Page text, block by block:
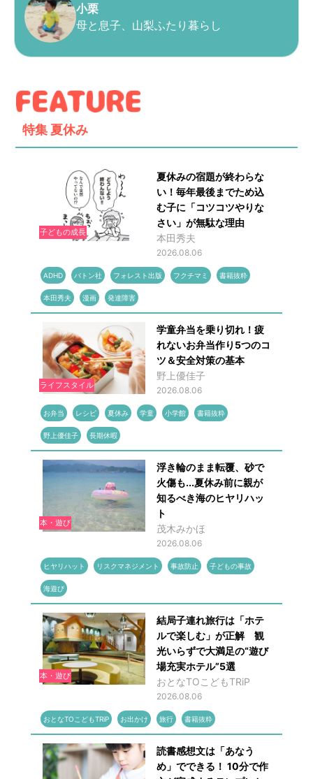
小栗
母と息子、山梨ふたり暮らし
特集 夏休み
子どもの成長
夏休みの宿題が終わらな
い！毎年最後までため込
む子に「コツコツやりな
さい」が無駄な理由
本田秀夫
2026.08.06
ADHD バトン社 フォレスト出版 フクチマミ 書籍抜粋
本田秀夫 漫画 発達障害
ライフスタイル
学童弁当を乗り切れ！疲
れないお弁当作り5つのコ
ツ＆安全対策の基本
野上優佳子
2026.08.06
お弁当 レシピ 夏休み 学童 小学館 書籍抜粋
野上優佳子 長期休暇
本・遊び
浮き輪のまま転覆、砂で
火傷も...夏休み前に親が
知るべき海のヒヤリハッ
ト
茂木みかほ
2026.08.06
ヒヤリハット リスクマネジメント 事故防止 子どもの事故
海遊び
本・遊び
結局子連れ旅行は「ホテ
ルで楽しむ」が正解 観
光いらずで大満足の“遊び
場充実ホテル”5選
おとなTOこどもTRiP
2026.08.06
おとなTOこどもTRiP お出かけ 旅行 書籍抜粋
読書感想文は「あなう
め」でできる！ 10分で作